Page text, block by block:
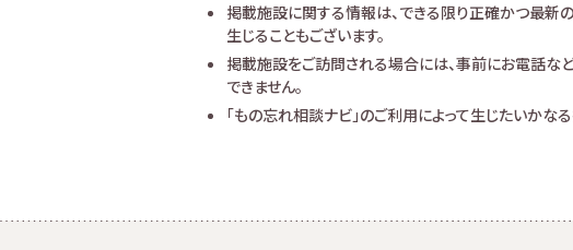
掲載施設に関する情報は、できる限り正確かつ最新
生じることもございます。
掲載施設をご訪問される場合には、事前にお電話な
できません。
「もの忘れ相談ナビ」のご利用によって生じたいかな